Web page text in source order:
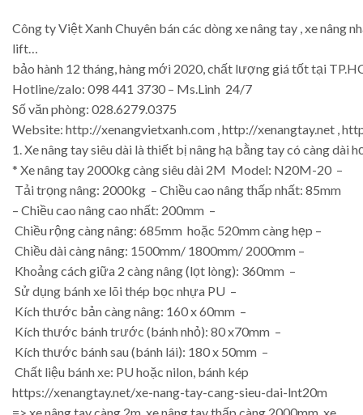
Công ty Việt Xanh Chuyên bán các dòng xe nâng tay , xe nâng
lift…
bảo hành 12 tháng, hàng mới 2020, chất lượng giá tốt tại
Hotline/zalo: 098 441 3730 – Ms.Linh 24/7
Số văn phòng: 028.6279.0375
Website: http://xenangvietxanh.com , http://xenangtay.net ,
1. Xe nâng tay siêu dài là thiết bị nâng hạ bằng tay có càng
* Xe nâng tay 2000kg càng siêu dài 2M Model: N20M-20 –
Tải trọng nâng: 2000kg – Chiều cao nâng thấp nhất: 85mm
– Chiều cao nâng cao nhất: 200mm –
Chiều rộng càng nâng: 685mm hoặc 520mm càng hẹp –
Chiều dài càng nâng: 1500mm/ 1800mm/ 2000mm –
Khoảng cách giữa 2 càng nâng (lọt lòng): 360mm –
Sử dụng bánh xe lõi thép bọc nhựa PU –
Kích thước bản càng nâng: 160 x 60mm –
Kích thước bánh trước (bánh nhỏ): 80 x70mm –
Kích thước bánh sau (bánh lái): 180 x 50mm –
Chất liệu bánh xe: PU hoặc nilon, bánh kép
https://xenangtay.net/xe-nang-tay-cang-sieu-dai-lnt20m